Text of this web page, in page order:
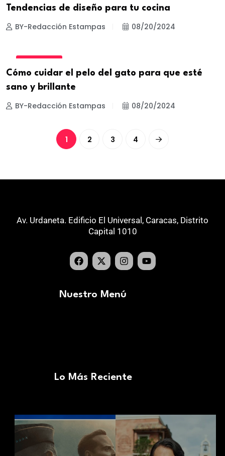
Tendencias de diseño para tu cocina
BY-Redacción Estampas 08/20/2024
Cómo cuidar el pelo del gato para que esté
sano y brillante
BY-Redacción Estampas 08/20/2024
1 2 3 4
Av. Urdaneta. Edificio El Universal, Caracas, Distrito
Capital 1010
Nuestro Menú
Lo Más Reciente